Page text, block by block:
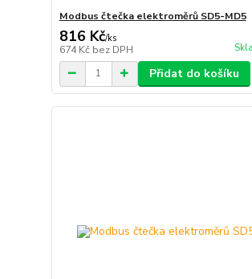
Modbus čtečka elektroměrů SD5-MD5
816 Kč/ks
674 Kč bez DPH
Přidat do košíku